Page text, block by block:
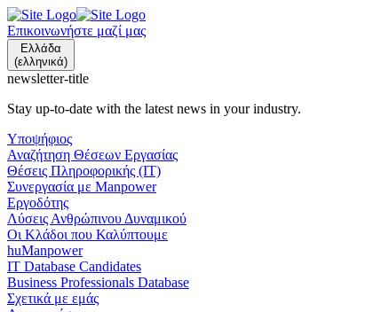
Επικοινωνήστε μαζί μας
Ελλάδα
(ελληνικά)
newsletter-title
Stay up-to-date with the latest news in your industry.
Υποψήφιος
Αναζήτηση Θέσεων Εργασίας
Θέσεις Πληροφορικής (IT)
Συνεργασία με Manpower
Εργοδότης
Λύσεις Ανθρώπινου Δυναμικού
Οι Κλάδοι που Καλύπτουμε
huManpower
IT Database Candidates
Business Professionals Database
Σχετικά με εμάς